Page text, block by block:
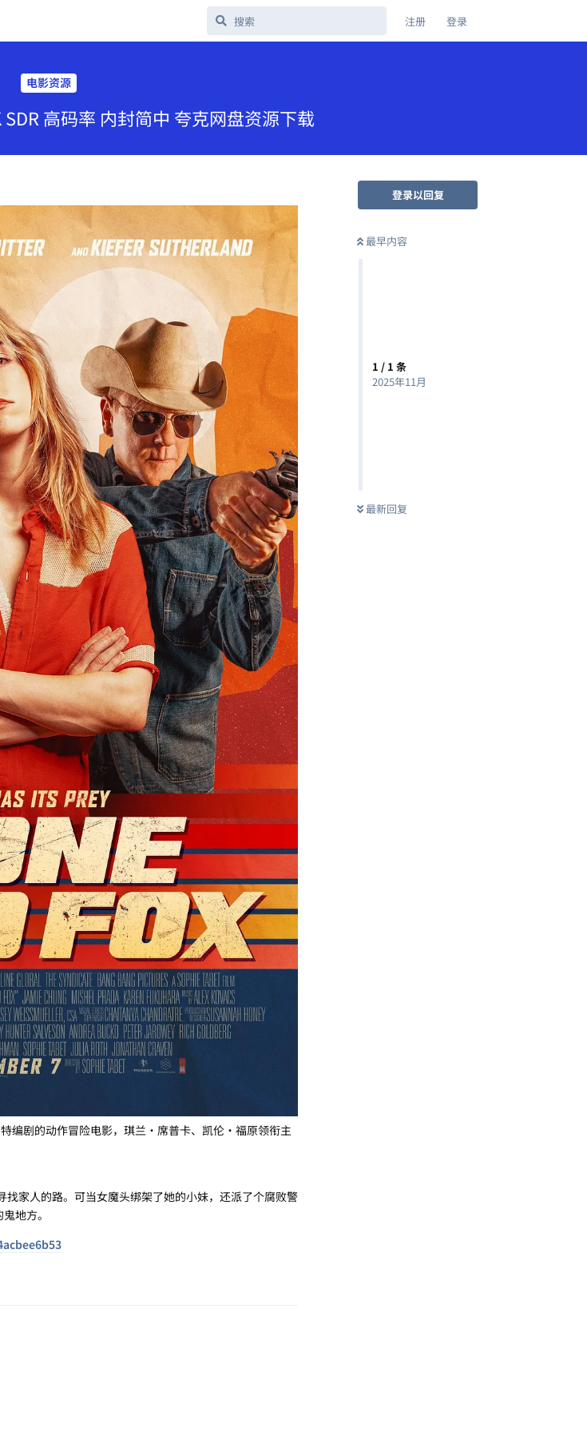
注册 登录
电影资源
SDR 高码率 内封简中 夸克网盘资源下载
登录以回复
最早内容
1 / 1 条
2025年11月
最新回复
编剧的动作冒险电影，琪兰·席普卡、凯伦·福原领衔主
家人的路。可当女魔头绑架了她的小妹，还派了个腐败警
地方。